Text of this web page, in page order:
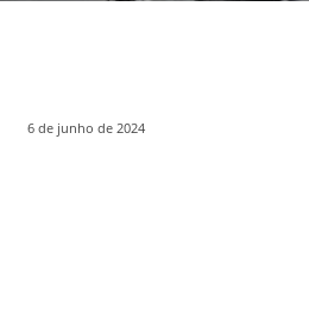
6 de junho de 2024